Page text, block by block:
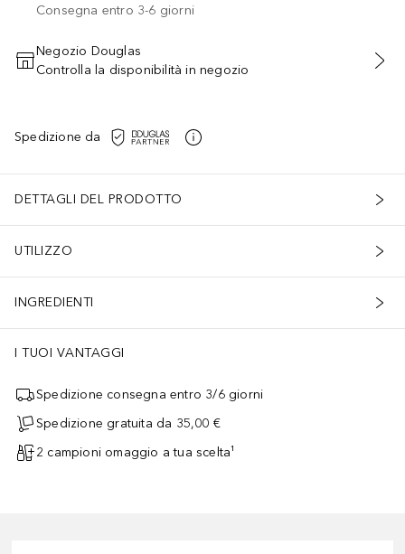
Consegna entro 3-6 giorni
AGGIUNGI AL CARRELLO
Negozio Douglas
Controlla la disponibilità in negozio
Spedizione da
DETTAGLI DEL PRODOTTO
UTILIZZO
INGREDIENTI
I TUOI VANTAGGI
Spedizione consegna entro 3/6 giorni
Spedizione gratuita da 35,00 €
2 campioni omaggio a tua scelta¹